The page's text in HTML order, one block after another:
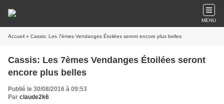
MENU
Accueil » Cassis: Les 7èmes Vendanges Étoilées seront encore plus belles
Cassis: Les 7èmes Vendanges Étoilées seront
encore plus belles
Publié le 30/08/2016 à 09:53
Par claude2k6